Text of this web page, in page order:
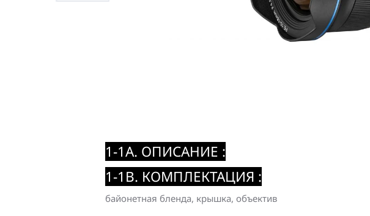
1-1A. ОПИСАНИЕ :
1-1B. КОМПЛЕКТАЦИЯ :
байонетная бленда, крышка, объектив